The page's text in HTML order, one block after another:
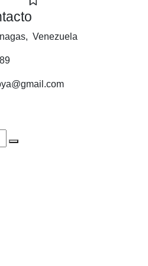
Venezuela